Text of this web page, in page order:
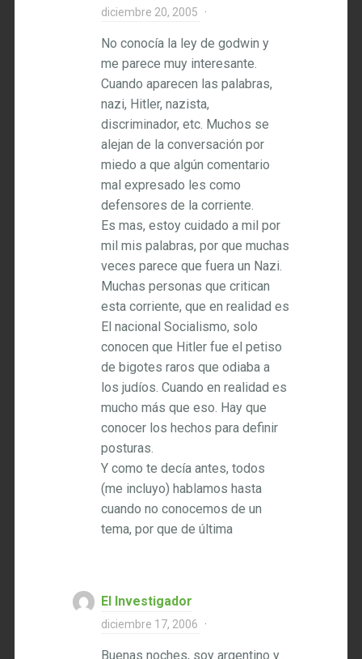
diciembre 20, 2005 ·
No conocía la ley de godwin y
me parece muy interesante.
Cuando aparecen las palabras,
nazi, Hitler, nazista,
discriminador, etc. Muchos se
alejan de la conversación por
miedo a que algún comentario
mal expresado les como
defensores de la corriente.
Es mas, estoy cuidado a mil por
mil mis palabras, por que muchas
veces parece que fuera un Nazi.
Muchas personas que critican
esta corriente, que en realidad es
El nacional Socialismo, solo
conocen que Hitler fue el petiso
de bigotes raros que odiaba a
los judíos. Cuando en realidad es
mucho más que eso. Hay que
conocer los hechos para definir
posturas.
Y como te decía antes, todos
(me incluyo) hablamos hasta
cuando no conocemos de un
tema, por que de última
El Investigador
diciembre 17, 2006 ·
Buenas noches, soy argentino y